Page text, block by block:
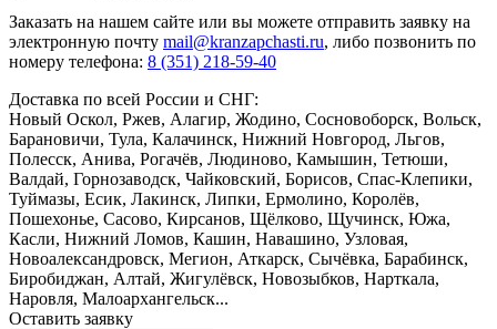
Заказать на нашем сайте или вы можете отправить заявку на
электронную почту mail@kranzapchasti.ru, либо позвонить по
номеру телефона: 8 (351) 218-59-40
Доставка по всей России и СНГ:
Новый Оскол, Ржев, Алагир, Жодино, Сосновоборск, Вольск,
Барановичи, Тула, Калачинск, Нижний Новгород, Льгов,
Полесск, Анива, Рогачёв, Людиново, Камышин, Тетюши,
Валдай, Горнозаводск, Чайковский, Борисов, Спас-Клепики,
Туймазы, Есик, Лакинск, Липки, Ермолино, Королёв,
Пошехонье, Сасово, Кирсанов, Щёлково, Щучинск, Южа,
Касли, Нижний Ломов, Кашин, Навашино, Узловая,
Новоалександровск, Мегион, Аткарск, Сычёвка, Барабинск,
Биробиджан, Алтай, Жигулёвск, Новозыбков, Нарткала,
Наровля, Малоархангельск...
Оставить заявку